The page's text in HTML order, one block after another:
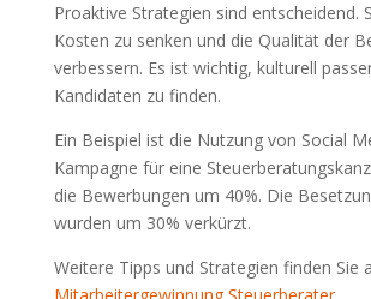
Proaktive Strategien sind entscheidend.
Kosten zu senken und die Qualität der
verbessern. Es ist wichtig, kulturell
Kandidaten zu finden.
Ein Beispiel ist die Nutzung von Social
Kampagne für eine
die Bewerbungen um 40%. Die
wurden um 30% verkürzt.
Weitere Tipps und Strategien finden Sie